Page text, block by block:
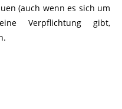
(auch wenn es sich um
Verpflichtung gibt,